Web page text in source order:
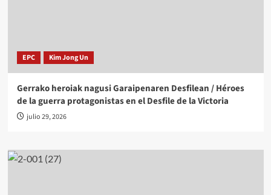
EPC Kim Jong Un
Gerrako heroiak nagusi Garaipenaren Desfilean / Héroes
de la guerra protagonistas en el Desfile de la Victoria
julio 29, 2026